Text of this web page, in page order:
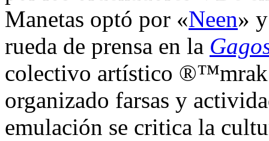
Manetas optó por «Neen»
rueda de prensa en la
colectivo artístico ®™mrak
organizado farsas y
emulación se critica la